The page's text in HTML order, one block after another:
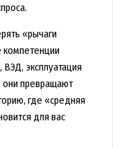
«рычаги
компетенции
эксплуатация
они превращают
где «средняя
для вас